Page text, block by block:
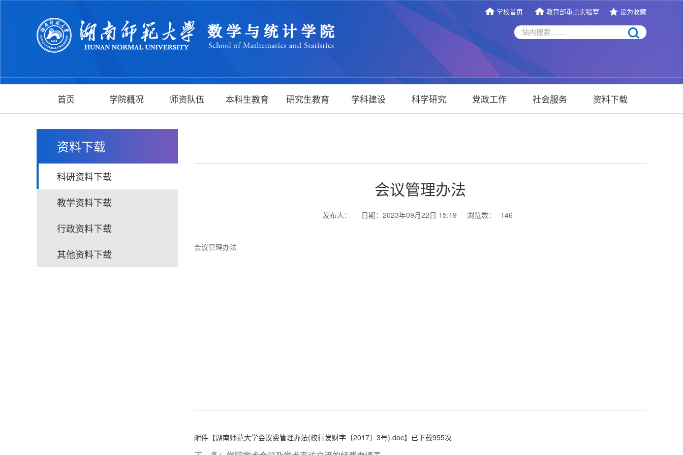
学校首页 教育部重点实验室 设为收藏
首页 学院概况 师资队伍 本科生教育 研究生教育 学科建设 科学研究 党政工作 社会服务 资料下载
资料下载
科研资料下载
教学资料下载
行政资料下载
其他资料下载
会议管理办法
发布人： 日期：2023年09月22日 15:19 浏览数： 146
会议管理办法
附件【湖南师范大学会议费管理办法(校行发财字〔2017〕3号).doc】已下载955次